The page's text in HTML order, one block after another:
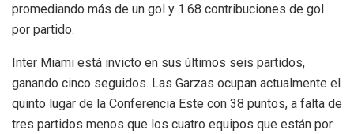
promediando más de un gol y 1.68 contribuciones de gol
por partido.
Inter Miami está invicto en sus últimos seis partidos,
ganando cinco seguidos. Las Garzas ocupan actualmente el
quinto lugar de la Conferencia Este con 38 puntos, a falta de
tres partidos menos que los cuatro equipos que están por